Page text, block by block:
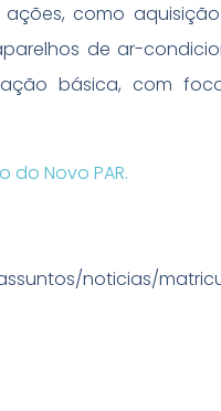
ações, como
de ar-
básica, com
Novo PAR.
noticias/